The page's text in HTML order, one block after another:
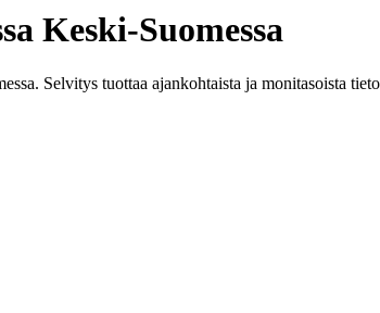
Keski-Suomessa
Selvitys tuottaa ajankohtaista ja monitasoista